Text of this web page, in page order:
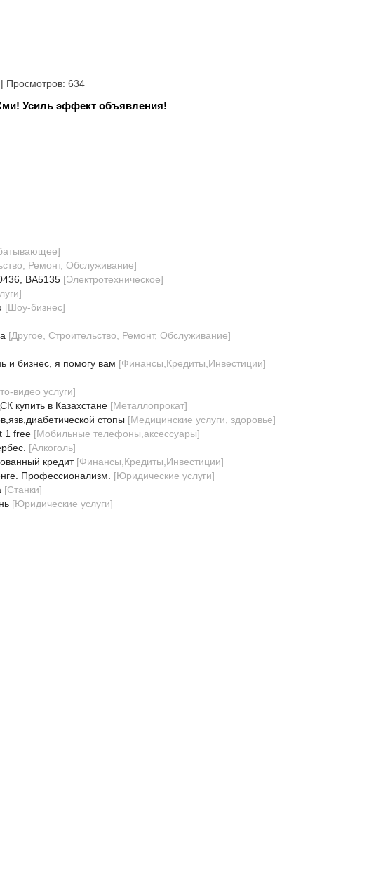
Просмотров: 634
Усиль эффект объявления!
]
Ремонт, Обслуживание]
ВА5135 [Электротехническое]
]
[Шоу-бизнес]
[Другое, Строительство, Ремонт, Обслуживание]
и бизнес, я помогу вам [Финансы,Кредиты,Инвестиции]
видео услуги]
купить в Казахстане [Металлопрокат]
стопы [Медицинские услуги, здоровье]
1 free [Мобильные телефоны,аксессуары]
[Алкоголь]
кредит [Финансы,Кредиты,Инвестиции]
Профессионализм.
[Юридические услуги]
[Станки]
[Юридические услуги]